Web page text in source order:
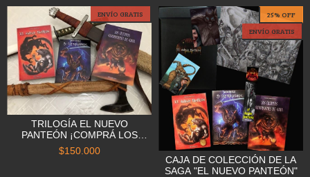
ENVÍO GRATIS
TRILOGÍA EL NUEVO
PANTEÓN ¡COMPRÁ LOS
TRES JUNTOS Y OBTENE UN
DESCUENTO!
$150.000
25% OFF
ENVÍO GRATIS
CAJA DE COLECCIÓN DE LA
SAGA "EL NUEVO PANTEÓN"